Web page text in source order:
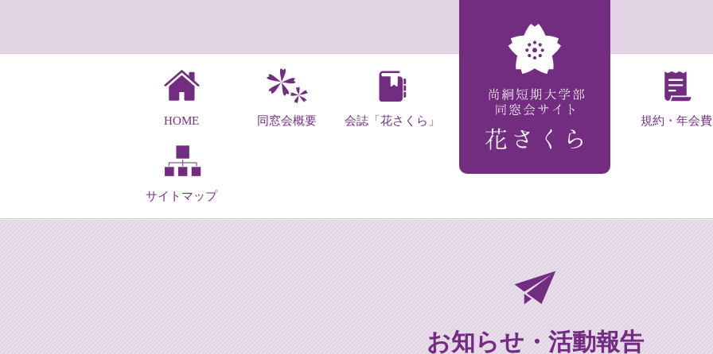
HOME 同窓会概要 会誌「花さくら」 規約・年会費
サイトマップ
お知らせ・活動報告